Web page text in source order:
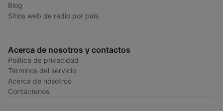
Blog
Sitios web de radio por país
Acerca de nosotros y contactos
Política de privacidad
Términos del servicio
Acerca de nosotros
Contáctenos